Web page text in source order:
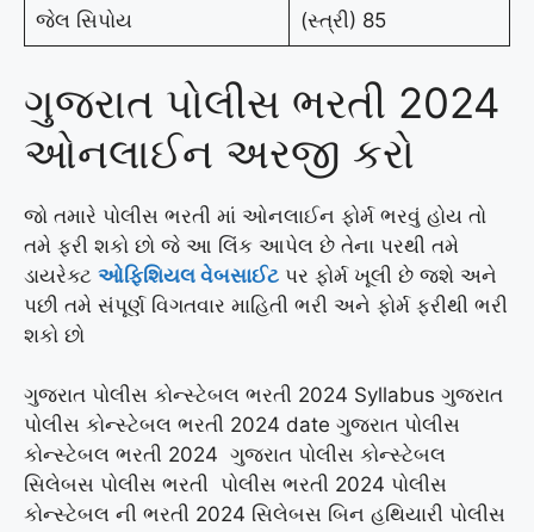
જેલ સિપોય (સ્ત્રી) 85
ગુજરાત પોલીસ ભરતી 2024
ઓનલાઈન અરજી કરો
જો તમારે પોલીસ ભરતી માં ઓનલાઈન ફોર્મ ભરવું હોય તો
તમે ફરી શકો છો જે આ લિંક આપેલ છે તેના પરથી તમે
ડાયરેક્ટ ઓફિશિયલ વેબસાઈટ પર ફોર્મ ખૂલી છે જશે અને
પછી તમે સંપૂર્ણ વિગતવાર માહિતી ભરી અને ફોર્મ ફરીથી ભરી
શકો છો
ગુજરાત પોલીસ કોન્સ્ટેબલ ભરતી 2024 Syllabus ગુજરાત
પોલીસ કોન્સ્ટેબલ ભરતી 2024 date ગુજરાત પોલીસ
કોન્સ્ટેબલ ભરતી 2024 ગુજરાત પોલીસ કોન્સ્ટેબલ
સિલેબસ પોલીસ ભરતી પોલીસ ભરતી 2024 પોલીસ
કોન્સ્ટેબલ ની ભરતી 2024 સિલેબસ બિન હથિયારી પોલીસ